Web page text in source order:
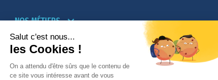
NOS MÉTIERS
PARTENAIRES